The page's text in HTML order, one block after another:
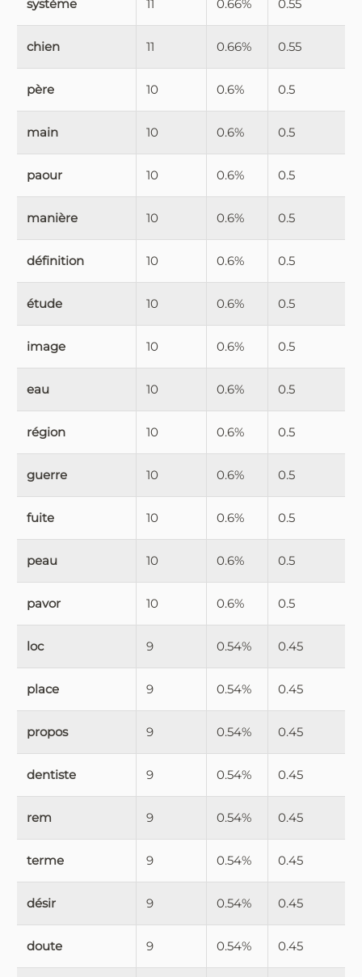
système 11 0.66% 0.55
chien 11 0.66% 0.55
père 10 0.6% 0.5
main 10 0.6% 0.5
paour 10 0.6% 0.5
manière 10 0.6% 0.5
définition 10 0.6% 0.5
étude 10 0.6% 0.5
image 10 0.6% 0.5
eau 10 0.6% 0.5
région 10 0.6% 0.5
guerre 10 0.6% 0.5
fuite 10 0.6% 0.5
peau 10 0.6% 0.5
pavor 10 0.6% 0.5
loc 9 0.54% 0.45
place 9 0.54% 0.45
propos 9 0.54% 0.45
dentiste 9 0.54% 0.45
rem 9 0.54% 0.45
terme 9 0.54% 0.45
désir 9 0.54% 0.45
doute 9 0.54% 0.45